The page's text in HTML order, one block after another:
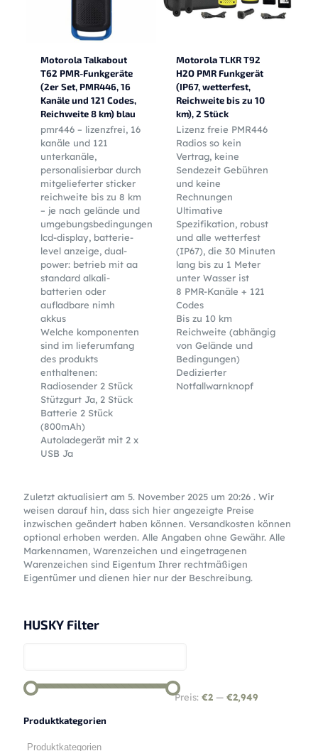
Motorola Talkabout
T62 PMR-Funkgeräte
(2er Set, PMR446, 16
Kanäle und 121 Codes,
Reichweite 8 km) blau
pmr446 – lizenzfrei, 16
kanäle und 121
unterkanäle,
personalisierbar durch
mitgelieferter sticker
reichweite bis zu 8 km
– je nach gelände und
umgebungsbedingungen
lcd-display, batterie-
level anzeige, dual-
power: betrieb mit aa
standard alkali-
batterien oder
aufladbare nimh
akkus
Welche komponenten
sind im lieferumfang
des produkts
enthaltenen:
Radiosender 2 Stück
Stützgurt Ja, 2 Stück
Batterie 2 Stück
(800mAh)
Autoladegerät mit 2 x
USB Ja
Motorola TLKR T92
H2O PMR Funkgerät
(IP67, wetterfest,
Reichweite bis zu 10
km), 2 Stück
Lizenz freie PMR446
Radios so kein
Vertrag, keine
Sendezeit Gebühren
und keine
Rechnungen
Ultimative
Spezifikation, robust
und alle wetterfest
(IP67), die 30 Minuten
lang bis zu 1 Meter
unter Wasser ist
8 PMR-Kanäle + 121
Codes
Bis zu 10 km
Reichweite (abhängig
von Gelände und
Bedingungen)
Dedizierter
Notfallwarnknopf
Zuletzt aktualisiert am 5. November 2025 um 20:26 . Wir
weisen darauf hin, dass sich hier angezeigte Preise
inzwischen geändert haben können. Versandkosten können
optional erhoben werden. Alle Angaben ohne Gewähr. Alle
Markennamen, Warenzeichen und eingetragenen
Warenzeichen sind Eigentum Ihrer rechtmäßigen
Eigentümer und dienen hier nur der Beschreibung.
HUSKY Filter
Preis: €2 — €2,949
Produktkategorien